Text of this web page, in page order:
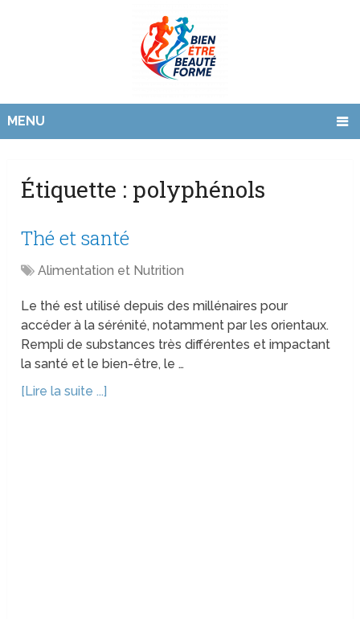
MENU
Étiquette : polyphénols
Thé et santé
Alimentation et Nutrition
Le thé est utilisé depuis des millénaires pour
accéder à la sérénité, notamment par les orientaux.
Rempli de substances très différentes et impactant
la santé et le bien-être, le …
[Lire la suite ...]